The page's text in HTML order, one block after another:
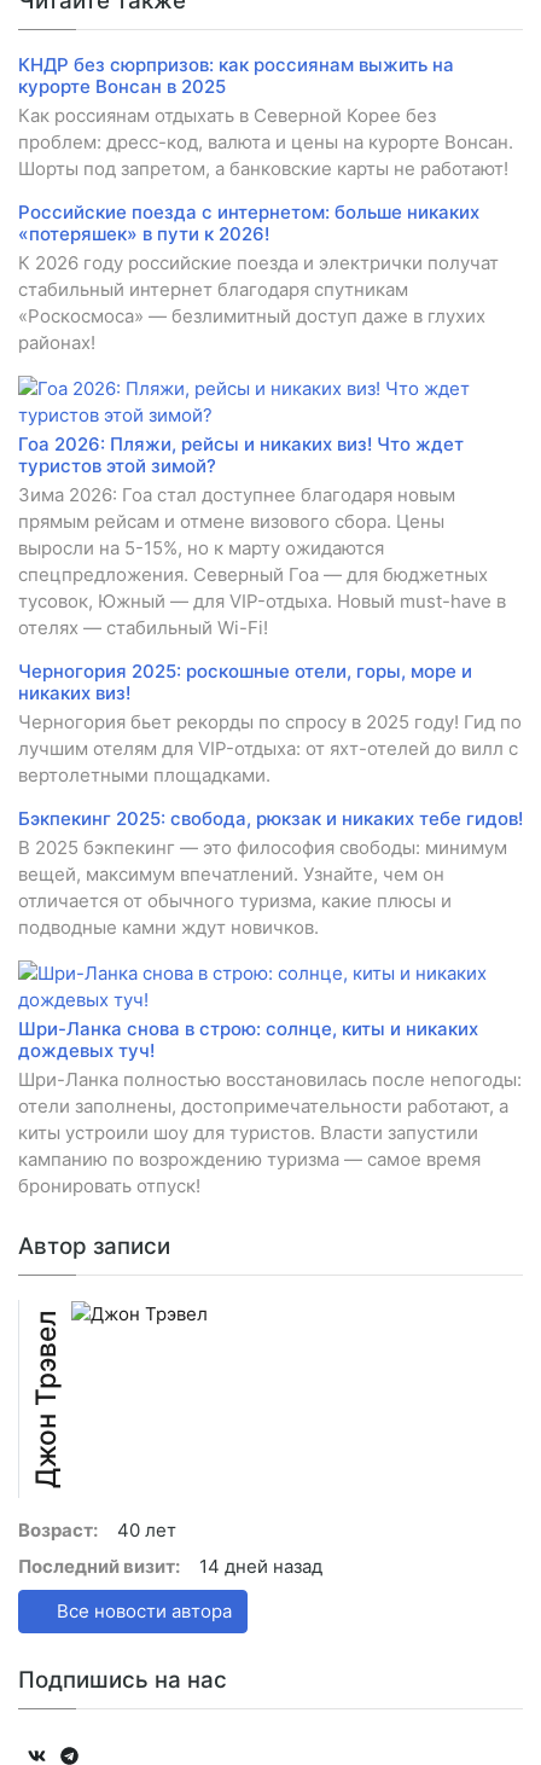
КНДР без сюрпризов: как россиянам выжить на
курорте Вонсан в 2025
Как россиянам отдыхать в Северной Корее без
проблем: дресс-код, валюта и цены на курорте Вонсан.
Шорты под запретом, а банковские карты не работают!
Российские поезда с интернетом: больше никаких
«потеряшек» в пути к 2026!
К 2026 году российские поезда и электрички получат
стабильный интернет благодаря спутникам
«Роскосмоса» — безлимитный доступ даже в глухих
районах!
Гоа 2026: Пляжи, рейсы и никаких виз! Что ждет
туристов этой зимой?
Зима 2026: Гоа стал доступнее благодаря новым
прямым рейсам и отмене визового сбора. Цены
выросли на 5-15%, но к марту ожидаются
спецпредложения. Северный Гоа — для бюджетных
тусовок, Южный — для VIP-отдыха. Новый must-have в
отелях — стабильный Wi-Fi!
Черногория 2025: роскошные отели, горы, море и
никаких виз!
Черногория бьет рекорды по спросу в 2025 году! Гид по
лучшим отелям для VIP-отдыха: от яхт-отелей до вилл с
вертолетными площадками.
Бэкпекинг 2025: свобода, рюкзак и никаких тебе гидов!
В 2025 бэкпекинг — это философия свободы: минимум
вещей, максимум впечатлений. Узнайте, чем он
отличается от обычного туризма, какие плюсы и
подводные камни ждут новичков.
Шри-Ланка снова в строю: солнце, киты и никаких
дождевых туч!
Шри-Ланка полностью восстановилась после непогоды:
отели заполнены, достопримечательности работают, а
киты устроили шоу для туристов. Власти запустили
кампанию по возрождению туризма — самое время
бронировать отпуск!
Автор записи
Джон Трэвел
Возраст:
40 лет
Последний визит:
14 дней назад
Все новости автора
Подпишись на нас